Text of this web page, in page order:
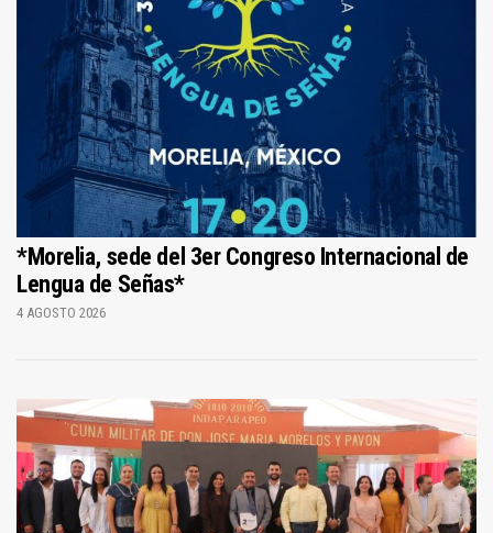
*Morelia, sede del 3er Congreso Internacional de
Lengua de Señas*
4 AGOSTO 2026